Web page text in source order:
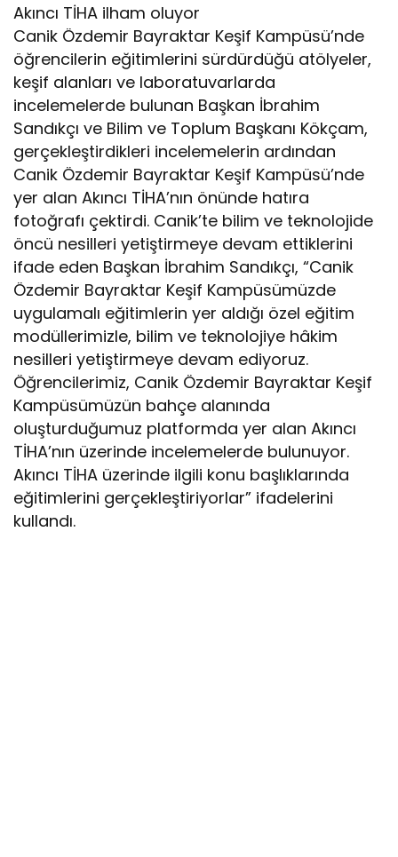
Akıncı TİHA ilham oluyor
Canik Özdemir Bayraktar Keşif Kampüsü’nde
öğrencilerin eğitimlerini sürdürdüğü atölyeler,
keşif alanları ve laboratuvarlarda
incelemelerde bulunan Başkan İbrahim
Sandıkçı ve Bilim ve Toplum Başkanı Kökçam,
gerçekleştirdikleri incelemelerin ardından
Canik Özdemir Bayraktar Keşif Kampüsü’nde
yer alan Akıncı TİHA’nın önünde hatıra
fotoğrafı çektirdi. Canik’te bilim ve teknolojide
öncü nesilleri yetiştirmeye devam ettiklerini
ifade eden Başkan İbrahim Sandıkçı, “Canik
Özdemir Bayraktar Keşif Kampüsümüzde
uygulamalı eğitimlerin yer aldığı özel eğitim
modüllerimizle, bilim ve teknolojiye hâkim
nesilleri yetiştirmeye devam ediyoruz.
Öğrencilerimiz, Canik Özdemir Bayraktar Keşif
Kampüsümüzün bahçe alanında
oluşturduğumuz platformda yer alan Akıncı
TİHA’nın üzerinde incelemelerde bulunuyor.
Akıncı TİHA üzerinde ilgili konu başlıklarında
eğitimlerini gerçekleştiriyorlar” ifadelerini
kullandı.